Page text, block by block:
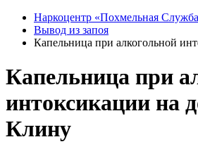
Наркоцентр «Похмельная
Вывод из запоя
Капельница при алкогольной
Капельница при
интоксикации на
Клину